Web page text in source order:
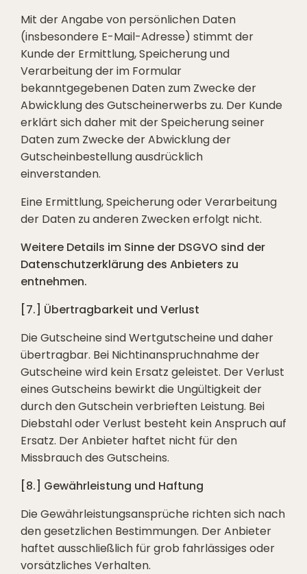
Mit der Angabe von persönlichen Daten
(insbesondere E-Mail-Adresse) stimmt der
Kunde der Ermittlung, Speicherung und
Verarbeitung der im Formular
bekanntgegebenen Daten zum Zwecke der
Abwicklung des Gutscheinerwerbs zu. Der Kunde
erklärt sich daher mit der Speicherung seiner
Daten zum Zwecke der Abwicklung der
Gutscheinbestellung ausdrücklich
einverstanden.
Eine Ermittlung, Speicherung oder Verarbeitung
der Daten zu anderen Zwecken erfolgt nicht.
Weitere Details im Sinne der DSGVO sind der
Datenschutzerklärung des Anbieters zu
entnehmen.
[7.] Übertragbarkeit und Verlust
Die Gutscheine sind Wertgutscheine und daher
übertragbar. Bei Nichtinanspruchnahme der
Gutscheine wird kein Ersatz geleistet. Der Verlust
eines Gutscheins bewirkt die Ungültigkeit der
durch den Gutschein verbrieften Leistung. Bei
Diebstahl oder Verlust besteht kein Anspruch auf
Ersatz. Der Anbieter haftet nicht für den
Missbrauch des Gutscheins.
[8.] Gewährleistung und Haftung
Die Gewährleistungsansprüche richten sich nach
den gesetzlichen Bestimmungen. Der Anbieter
haftet ausschließlich für grob fahrlässiges oder
vorsätzliches Verhalten.